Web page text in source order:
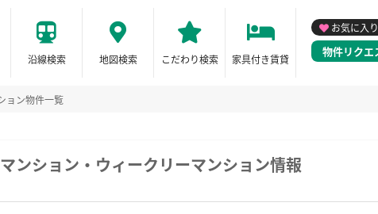
沿線検索 地図検索 こだわり検索 家具付き賃貸
お気に入
物件リクエ
ョン物件一覧
ンション・ウィークリーマンション情報